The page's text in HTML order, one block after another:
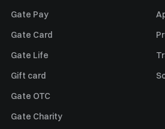
Gate Pay
Gate Card
Gate Life
Gift card
Gate OTC
Gate Charity